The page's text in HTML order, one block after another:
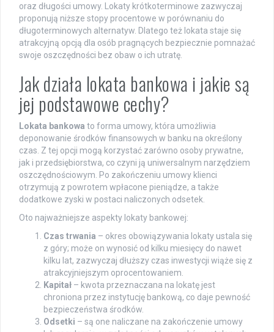
oraz długości umowy. Lokaty krótkoterminowe zazwyczaj
proponują niższe stopy procentowe w porównaniu do
długoterminowych alternatyw. Dlatego też lokata staje się
atrakcyjną opcją dla osób pragnących bezpiecznie pomnażać
swoje oszczędności bez obaw o ich utratę.
Jak działa lokata bankowa i jakie są
jej podstawowe cechy?
Lokata bankowa to forma umowy, która umożliwia
deponowanie środków finansowych w banku na określony
czas. Z tej opcji mogą korzystać zarówno osoby prywatne,
jak i przedsiębiorstwa, co czyni ją uniwersalnym narzędziem
oszczędnościowym. Po zakończeniu umowy klienci
otrzymują z powrotem wpłacone pieniądze, a także
dodatkowe zyski w postaci naliczonych odsetek.
Oto najważniejsze aspekty lokaty bankowej:
Czas trwania – okres obowiązywania lokaty ustala się
z góry; może on wynosić od kilku miesięcy do nawet
kilku lat, zazwyczaj dłuższy czas inwestycji wiąże się z
atrakcyjniejszym oprocentowaniem.
Kapitał – kwota przeznaczana na lokatę jest
chroniona przez instytucję bankową, co daje pewność
bezpieczeństwa środków.
Odsetki – są one naliczane na zakończenie umowy